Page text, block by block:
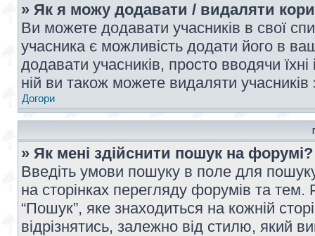
» Як я можу додавати / видаляти
Ви можете додавати учасників в свої
учасника є можливість додати його в
додавати учасників, просто вводячи
ній ви також можете видаляти учасників
Догори
» Як мені здійснити пошук на форумі?
Введіть умови пошуку в поле для
на сторінках перегляду форумів та
“Пошук”, яке знаходиться на кожній
відрізнятись, залежно від стилю, який